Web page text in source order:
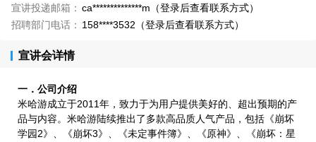
宣讲投递邮箱： ca**************m（登录后查看联系方式）
招聘部门电话： 158****3532（登录后查看联系方式）
宣讲会详情
一．公司介绍
米哈游成立于2011年，致力于为用户提供美好的、超出预期的产
品与内容。米哈游陆续推出了多款高品质人气产品，包括《崩坏
学园2》、《崩坏3》、《未定事件簿》、《原神》、《崩坏：星